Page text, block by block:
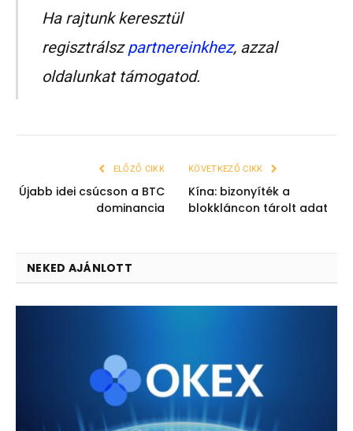
Ha rajtunk keresztül
regisztrálszpartnereinkhez, azzal
oldalunkat támogatod.
ELŐZŐ CIKK
Újabb idei csúcson a BTC
dominancia
KÖVETKEZŐ CIKK
Kína: bizonyíték a
blokkláncon tárolt adat
NEKED AJÁNLOTT